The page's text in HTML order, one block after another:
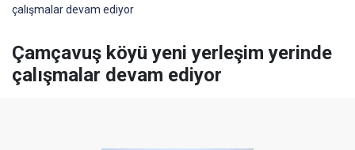
çalışmalar devam ediyor
Çamçavuş köyü yeni yerleşim yerinde
çalışmalar devam ediyor